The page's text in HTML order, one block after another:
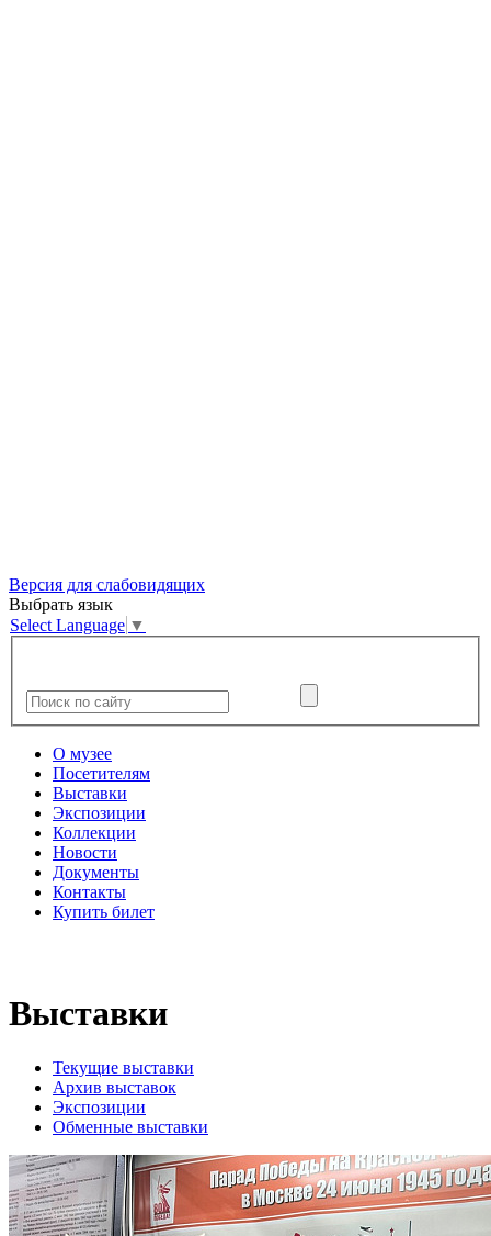
Версия для слабовидящих
Выбрать язык
Select Language ▼
О музее
Посетителям
Выставки
Экспозиции
Коллекции
Новости
Документы
Контакты
Купить билет
Выставки
Текущие выставки
Архив выставок
Экспозиции
Обменные выставки